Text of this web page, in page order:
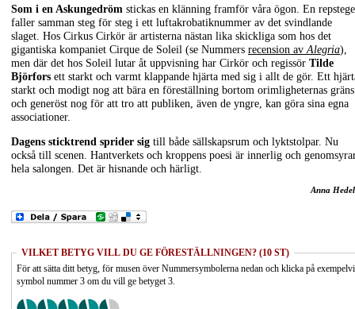
Som i en Askungedröm stickas en klänning framför våra ögon. En repstege
faller samman steg för steg i ett luftakrobatiknummer av det svindlande
slaget. Hos Cirkus Cirkör är artisterna nästan lika skickliga som hos det
gigantiska kompaniet Cirque de Soleil (se Nummers recension avAlegria),
men där det hos Soleil lutar åt uppvisning har Cirkör och regissör Tilde
Björfors ett starkt och varmt klappande hjärta med sig i allt de gör. Ett
starkt och modigt nog att bära en föreställning bortom orimligheternas gräns
och generöst nog för att tro att publiken, även de yngre, kan göra sina egna
associationer.
Dagens sticktrend sprider sig till både sällskapsrum och lyktstolpar. Nu
också till scenen. Hantverkets och kroppens poesi är innerlig och
hela salongen. Det är hisnande och härligt.
Anna
VILKET BETYG VILL DU GE FÖRESTÄLLNINGEN? (10 ST)
För att sätta ditt betyg, för musen över Nummersymbolerna nedan och klicka på
symbol nummer 3 om du vill ge betyget 3.